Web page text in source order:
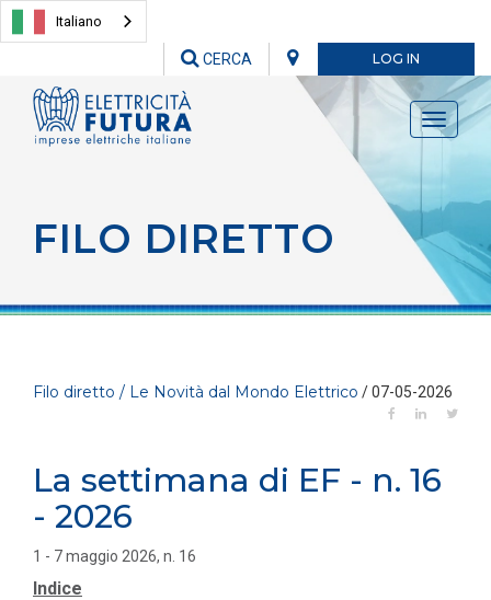
Italiano
LOG IN
CERCA
Toggle
FILO DIRETTO
Filo diretto / Le Novità dal Mondo Elettrico / 07-05-2026
La settimana di EF - n. 16
- 2026
1 - 7 maggio 2026, n. 16
Indice